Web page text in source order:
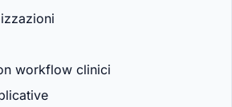
workflow clinici